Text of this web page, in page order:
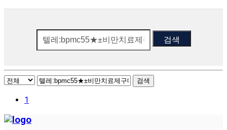
검색
검색
1